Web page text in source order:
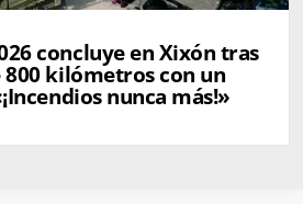
concluye en Xixón tras
kilómetros con un
nunca más!»